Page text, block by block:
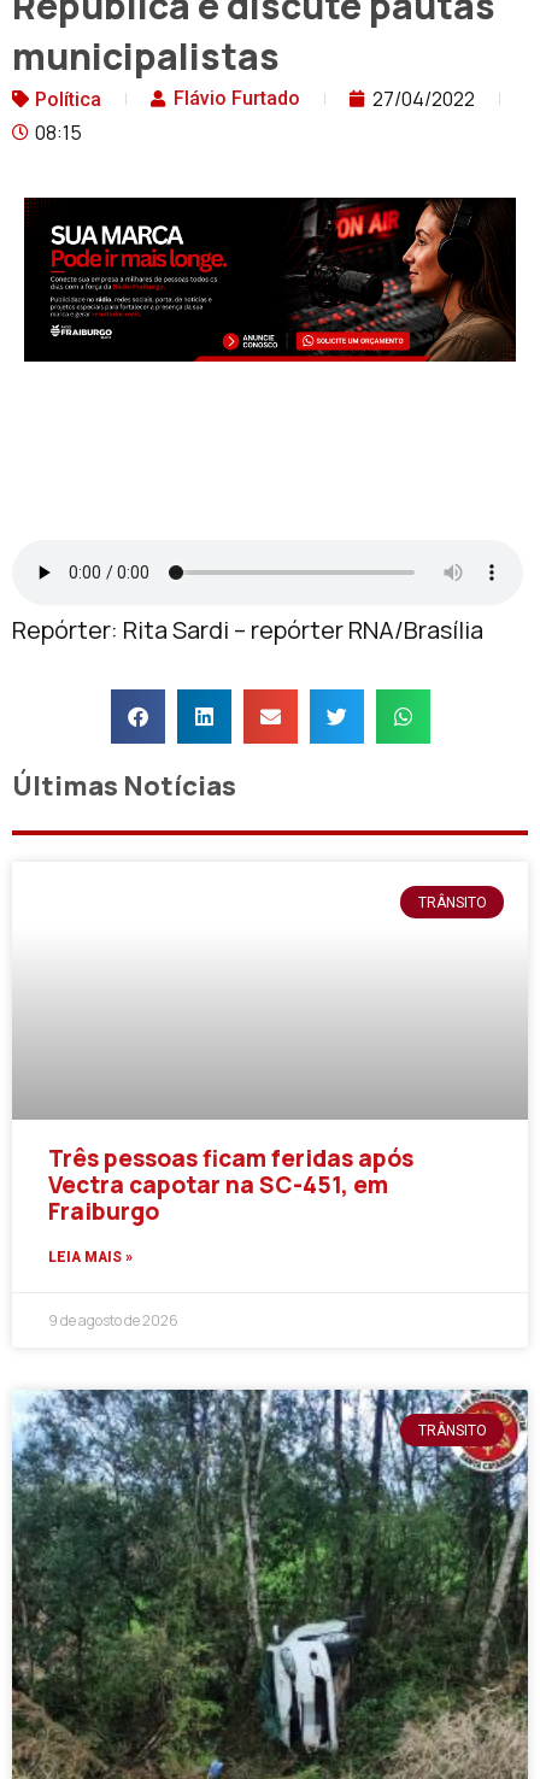
municipalistas
Política Flávio Furtado
27/04/2022
08:15
Repórter: Rita Sardi – repórter RNA/Brasília
Últimas Notícias
TRÂNSITO
Três pessoas ficam feridas após
Vectra capotar na SC-451, em
Fraiburgo
LEIA MAIS »
9 de agosto de 2026
TRÂNSITO